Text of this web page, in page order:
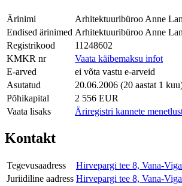
Ärinimi
Arhitektuuribüroo Anne
Endised ärinimed Arhitektuuribüroo Anne
Registrikood
11248602
KMKR nr
Vaata käibemaksu infot
E-arved
ei võta vastu e-arveid
Asutatud
20.06.2006 (20 aastat 1
Põhikapital
2 556 EUR
Vaata lisaks
Äriregistri kannete
Kontakt
Tegevusaadress
Hirvepargi tee 8, Vana-
Juriidiline aadress Hirvepargi tee 8, Vana-